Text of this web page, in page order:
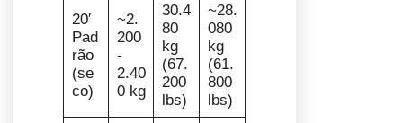
20′
Pad
rão
(se
co)
~2.
200
-
2.40
0 kg
30.4
80
kg
(67.
200
lbs)
~28.
080
kg
(61.
800
lbs)